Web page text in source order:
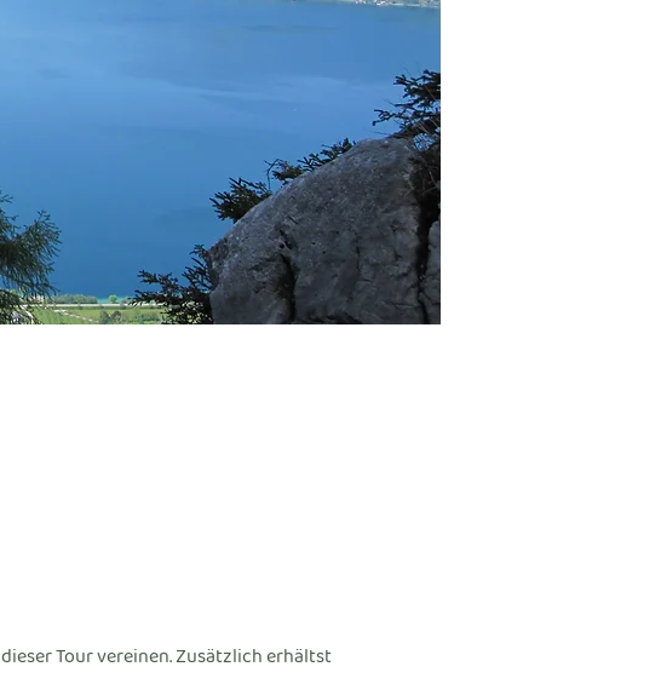
Tour vereinen. Zusätzlich erhältst